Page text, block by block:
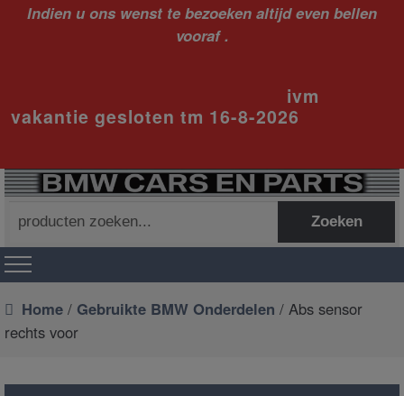
Indien u ons wenst te bezoeken altijd even bellen
vooraf .
ivm
vakantie gesloten tm 16-8-2026
naar:
Zoeken
Home / Gebruikte BMW Onderdelen / Abs sensor
rechts voor